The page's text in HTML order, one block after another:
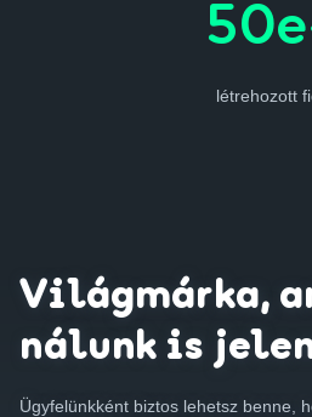
létrehozott
Világmárka,
nálunk is
Ügyfelünkként biztos lehetsz benne,